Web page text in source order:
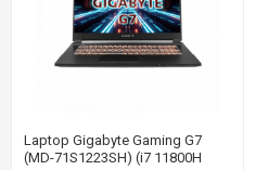
Laptop Gigabyte Gaming G7
(MD-71S1223SH) (i7 11800H